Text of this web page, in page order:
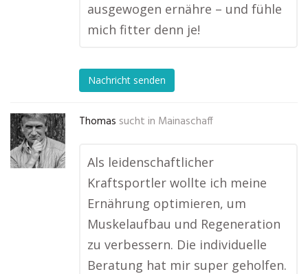
ausgewogen ernähre – und fühle
mich fitter denn je!
Nachricht senden
Thomas sucht in Mainaschaff
Als leidenschaftlicher
Kraftsportler wollte ich meine
Ernährung optimieren, um
Muskelaufbau und Regeneration
zu verbessern. Die individuelle
Beratung hat mir super geholfen.